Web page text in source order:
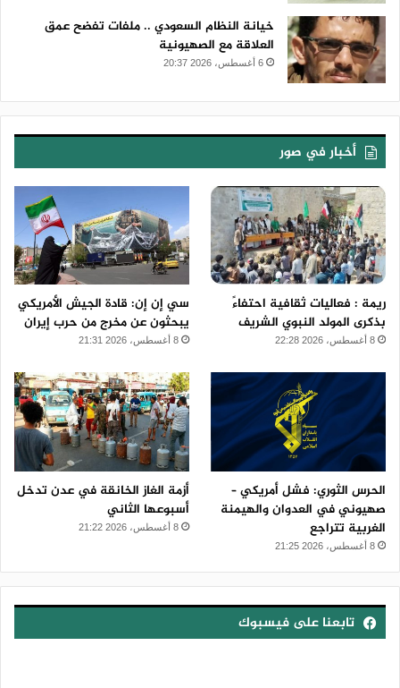
خيانة النظام السعودي .. ملفات تفضح عمق
العلاقة مع الصهيونية
6 أغسطس، 2026 20:37
أخبار في صور
ريمة : فعاليات ثقافية احتفاءً
بذكرى المولد النبوي الشريف
8 أغسطس، 2026 22:28
سي إن إن: قادة الجيش الأمريكي
يبحثون عن مخرج من حرب إيران
8 أغسطس، 2026 21:31
الحرس الثوري: فشل أمريكي –
صهيوني في العدوان والهيمنة
الغربية تتراجع
8 أغسطس، 2026 21:25
أزمة الغاز الخانقة في عدن تدخل
أسبوعها الثاني
8 أغسطس، 2026 21:22
تابعنا على فيسبوك